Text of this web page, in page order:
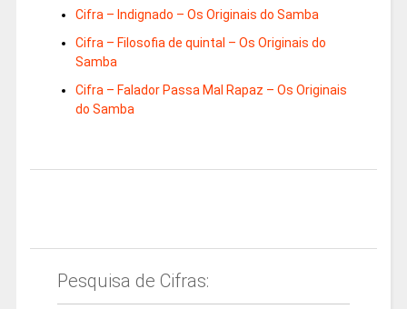
Cifra – Indignado – Os Originais do Samba
Cifra – Filosofia de quintal – Os Originais do
Samba
Cifra – Falador Passa Mal Rapaz – Os Originais
do Samba
Pesquisa de Cifras: